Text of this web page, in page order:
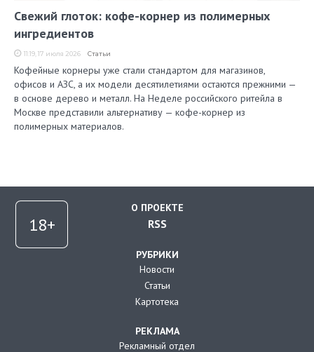
Свежий глоток: кофе-корнер из полимерных
ингредиентов
11:19, 17 июля 2026 Статьи
Кофейные корнеры уже стали стандартом для магазинов,
офисов и АЗС, а их модели десятилетиями остаются прежними —
в основе дерево и металл. На Неделе российского ритейла в
Москве представили альтернативу — кофе-корнер из
полимерных материалов.
О ПРОЕКТЕ
RSS
РУБРИКИ
Новости
Статьи
Картотека
РЕКЛАМА
Рекламный отдел